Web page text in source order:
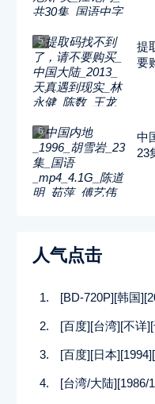
5
提
要
6
中
23
人气点击